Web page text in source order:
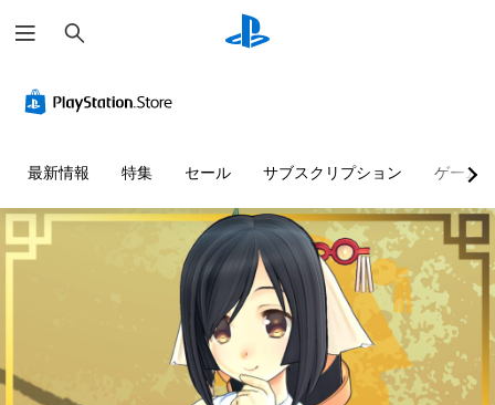
索
最新情報 特集 セール サブスクリプション ゲーム